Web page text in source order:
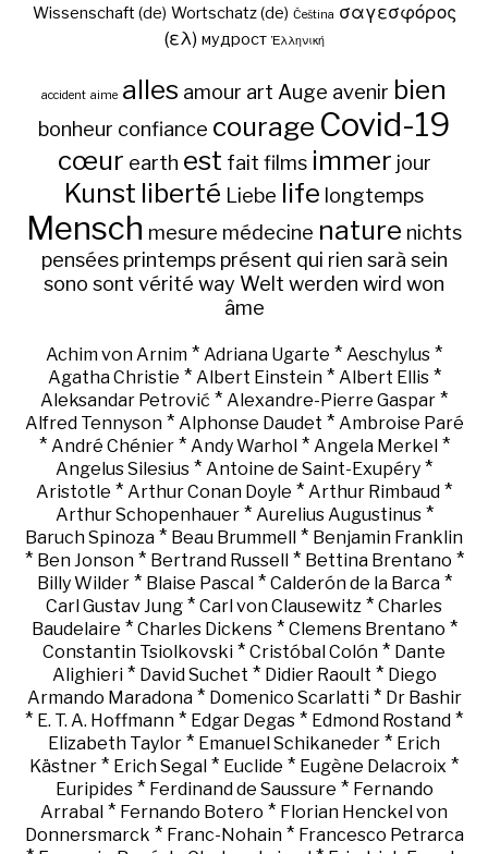
Wissenschaft (de) Wortschatz (de) Čeština σαγεσφόρος
(ελ) мудрост Ἑλληνική
accident aime alles amour art Auge avenir bien
bonheur confiance courage Covid-19
cœur earth est fait films immer jour
Kunst liberté Liebe life longtemps
Mensch mesure médecine nature nichts
pensées printemps présent qui rien sarà sein
sono sont vérité way Welt werden wird won
âme
Achim von Arnim * Adriana Ugarte * Aeschylus *
Agatha Christie * Albert Einstein* Albert Ellis*
Aleksandar Petrović * Alexandre-Pierre Gaspar *
Alfred Tennyson* Alphonse Daudet * Ambroise Paré
* André Chénier* Andy Warhol * Angela Merkel *
Angelus Silesius * Antoine de Saint-Exupéry *
Aristotle * Arthur Conan Doyle * Arthur Rimbaud *
Arthur Schopenhauer* Aurelius Augustinus*
Baruch Spinoza * Beau Brummell * Benjamin Franklin
* Ben Jonson* Bertrand Russell * Bettina Brentano *
Billy Wilder* Blaise Pascal* Calderón de la Barca*
Carl Gustav Jung * Carl von Clausewitz * Charles
Baudelaire * Charles Dickens* Clemens Brentano *
Constantin Tsiolkovski * Cristóbal Colón * Dante
Alighieri* David Suchet * Didier Raoult * Diego
Armando Maradona* Domenico Scarlatti* Dr Bashir
* E. T. A. Hoffmann * Edgar Degas * Edmond Rostand *
Elizabeth Taylor * Emanuel Schikaneder * Erich
Kästner * Erich Segal * Euclide * Eugène Delacroix *
Euripides* Ferdinand de Saussure * Fernando
Arrabal * Fernando Botero * Florian Henckel von
Donnersmarck * Franc-Nohain* Francesco Petrarca